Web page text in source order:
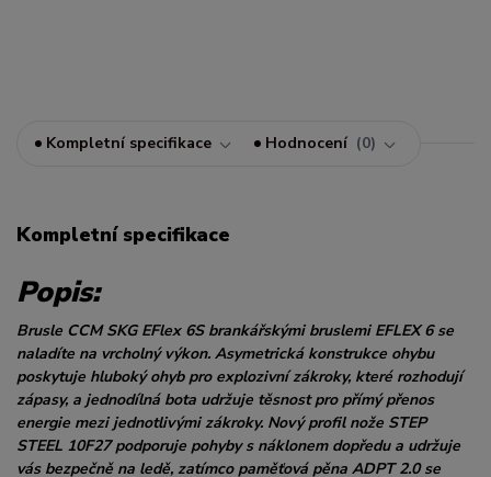
Kompletní specifikace Hodnocení 0
Kompletní specifikace
Popis:
Brusle CCM SKG EFlex 6S brankářskými bruslemi EFLEX 6 se
naladíte na vrcholný výkon. Asymetrická konstrukce ohybu
poskytuje hluboký ohyb pro explozivní zákroky, které rozhodují
zápasy, a jednodílná bota udržuje těsnost pro přímý přenos
energie mezi jednotlivými zákroky. Nový profil nože STEP
STEEL 10F27 podporuje pohyby s náklonem dopředu a udržuje
vás bezpečně na ledě, zatímco paměťová pěna ADPT 2.0 se